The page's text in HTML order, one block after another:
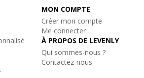
sur de longues façades de bâtiments.
de grands monuments et sites
pour collectivités, musées et parcs.
à grande échelle.
MON COMPTE
Créer mon compte
Me connecter
À PROPOS DE LEVENLY
Qui sommes-nous ?
Contactez-nous